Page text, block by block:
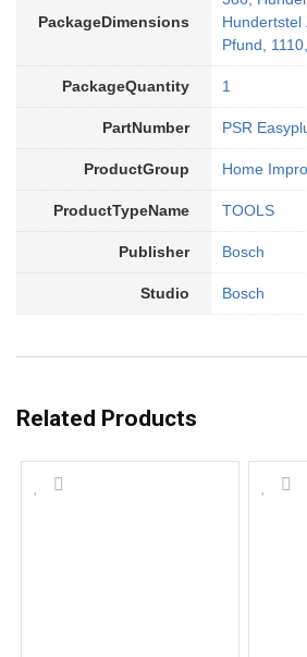
PackageDimensions
Hundertstel
Pfund,
PackageQuantity 1
PartNumber PSR
ProductGroup Home
ProductTypeName TOOLS
Publisher Bosch
Studio Bosch
Related Products